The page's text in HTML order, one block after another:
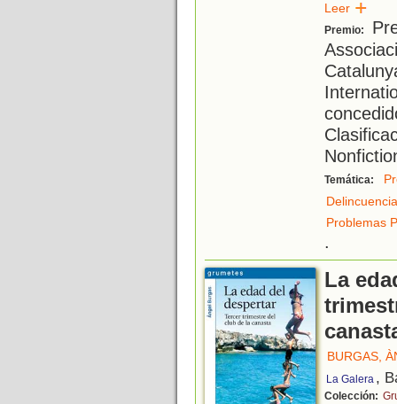
Leer
Premio:
Temática:
Delincuencia
Problemas
.
La
BURGAS,
La Galera ,
Colección: